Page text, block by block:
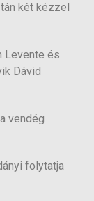
két kézzel
Levente és
Dávid
vendég
folytatja